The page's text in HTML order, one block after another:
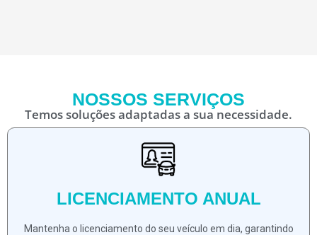
NOSSOS SERVIÇOS
Temos soluções adaptadas a sua necessidade.
LICENCIAMENTO ANUAL
Mantenha o licenciamento do seu veículo em dia, garantindo